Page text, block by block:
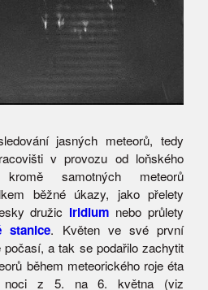
jasných meteorů, tedy
v provozu od loňského
samotných meteorů
běžné úkazy, jako přelety
družic Iridium nebo průlety
stanice. Květen ve své první
počasí, a tak se podařilo zachytit
během meteorického roje éta
noci z 5. na 6. května (viz